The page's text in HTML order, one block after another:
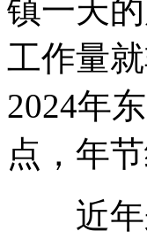
镇一天
工作量
2024年
点，年
近年来